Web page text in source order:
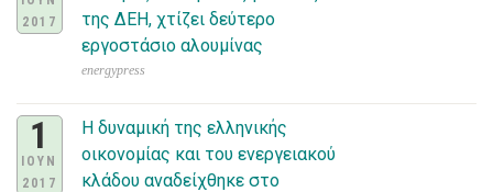
2017
της ΔΕΗ, χτίζει δεύτερο
εργοστάσιο αλουμίνας
energypress
1
ΙΟΥΝ
2017
Η δυναμική της ελληνικής
οικονομίας και του ενεργειακού
κλάδου αναδείχθηκε στο